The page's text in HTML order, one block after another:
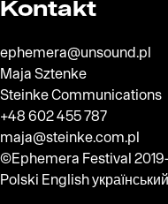
Kontakt
ephemera@unsound.pl
Maja Sztenke
Steinke Communications
+48 602 455 787
maja@steinke.com.pl
©Ephemera Festival
Polski Englishукраїнський